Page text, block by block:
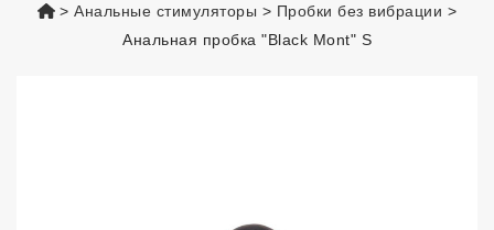
vsexshop.ru
Анальные стимуляторы
Пробки без вибрации
Анальная пробка "Black Mont" S